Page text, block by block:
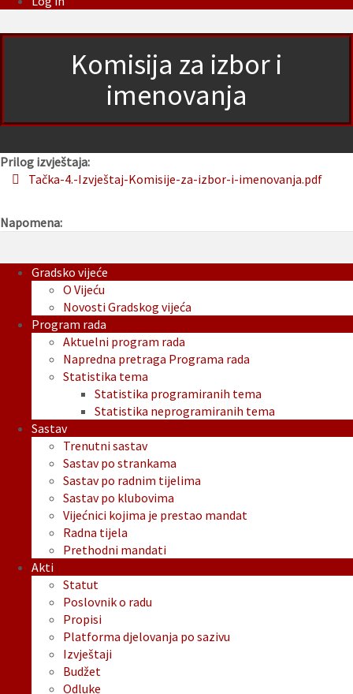
Komisija za izbor i
imenovanja
Prilog izvještaja:
Tačka-4.-Izvještaj-Komisije-za-izbor-i-imenovanja.pdf
Napomena:
Gradsko vijeće
O Vijeću
Novosti Gradskog vijeća
Program rada
Aktuelni program rada
Napredna pretraga Programa rada
Statistika tema
Statistika programiranih tema
Statistika neprogramiranih tema
Sastav
Trenutni sastav
Sastav po strankama
Sastav po radnim tijelima
Sastav po klubovima
Vijećnici kojima je prestao mandat
Radna tijela
Prethodni mandati
Akti
Statut
Poslovnik o radu
Propisi
Platforma djelovanja po sazivu
Izvještaji
Budžet
Odluke